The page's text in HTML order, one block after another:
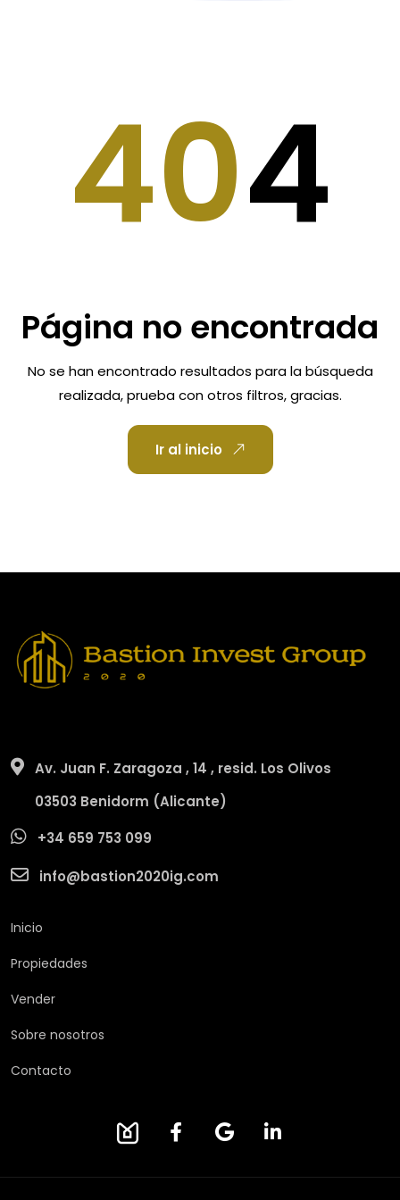
404
Página no encontrada
No se han encontrado resultados para la búsqueda
realizada, prueba con otros filtros, gracias.
Ir al inicio
Av. Juan F. Zaragoza , 14 , resid. Los Olivos
03503 Benidorm (Alicante)
+34 659 753 099
info@bastion2020ig.com
Inicio
Propiedades
Vender
Sobre nosotros
Contacto